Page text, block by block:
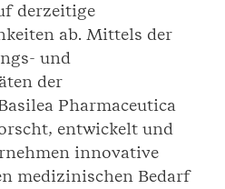
derzeitige
ab. Mittels der
und
der
Pharmaceutica
entwickelt und
innovative
medizinischen Bedarf